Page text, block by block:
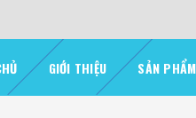
GIỚI THIỆU SẢN PHẨM